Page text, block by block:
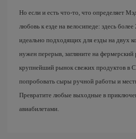
Но если и есть что-то, что определяет
любовь к езде на велосипеде: здесь более
идеально подходящих для езды на двух
нужен перерыв, загляните на
крупнейший рынок свежих продуктов в
попробовать сыры ручной работы и
Превратите любые выходные в
авиабилетами.